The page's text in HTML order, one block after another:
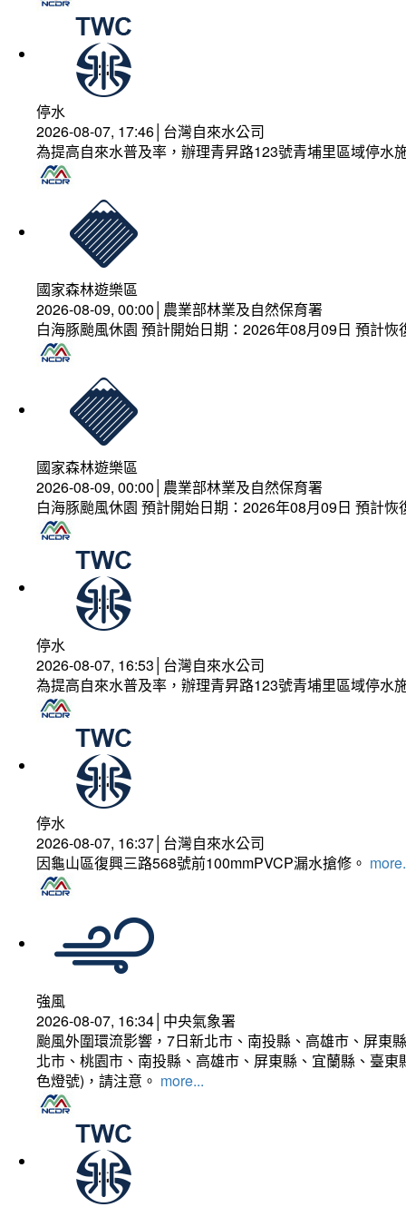
停水
2026-08-07, 17:46│台灣自來水公司
為提高自來水普及率，辦理青昇路123號青埔里區域停水
國家森林遊樂區
2026-08-09, 00:00│農業部林業及自然保育署
白海豚颱風休園 預計開始日期：2026年08月09日 預計
國家森林遊樂區
2026-08-09, 00:00│農業部林業及自然保育署
白海豚颱風休園 預計開始日期：2026年08月09日 預計
停水
2026-08-07, 16:53│台灣自來水公司
為提高自來水普及率，辦理青昇路123號青埔里區域停水
停水
2026-08-07, 16:37│台灣自來水公司
因龜山區復興三路568號前100mmPVCP漏水搶修。
強風
2026-08-07, 16:34│中央氣象署
颱風外圍環流影響，7日新北市、南投縣、高雄市、屏東
北市、桃園市、南投縣、高雄市、屏東縣、宜蘭縣、臺
色燈號)，請注意。 more...